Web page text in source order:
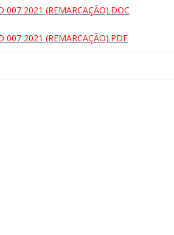
007 2021 (REMARCAÇÃO).DOC
007 2021 (REMARCAÇÃO).PDF